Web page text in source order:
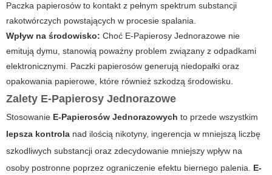
Paczka papierosów to kontakt z pełnym spektrum substancji
rakotwórczych powstających w procesie spalania.
Wpływ na środowisko: Choć E-Papierosy Jednorazowe nie
emitują dymu, stanowią poważny problem związany z odpadkami
elektronicznymi. Paczki papierosów generują niedopałki oraz
opakowania papierowe, które również szkodzą środowisku.
Zalety E-Papierosy Jednorazowe
Stosowanie E-Papierosów Jednorazowych to przede wszystkim
lepsza kontrola nad ilością nikotyny, ingerencja w mniejszą liczbę
szkodliwych substancji oraz zdecydowanie mniejszy wpływ na
osoby postronne poprzez ograniczenie efektu biernego palenia. E-